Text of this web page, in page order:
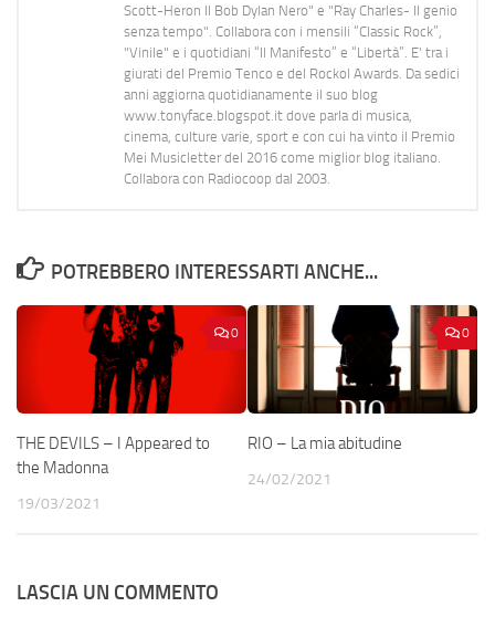
Scott-Heron Il Bob Dylan Nero" e "Ray Charles- Il genio
senza tempo". Collabora con i mensili “Classic Rock”,
"Vinile" e i quotidiani “Il Manifesto” e “Libertà”. E' tra i
giurati del Premio Tenco e del Rockol Awards. Da sedici
anni aggiorna quotidianamente il suo blog
www.tonyface.blogspot.it dove parla di musica,
cinema, culture varie, sport e con cui ha vinto il Premio
Mei Musicletter del 2016 come miglior blog italiano.
Collabora con Radiocoop dal 2003.
POTREBBERO INTERESSARTI ANCHE...
0
THE DEVILS – I Appeared to
the Madonna
19/03/2021
0
RIO – La mia abitudine
24/02/2021
LASCIA UN COMMENTO